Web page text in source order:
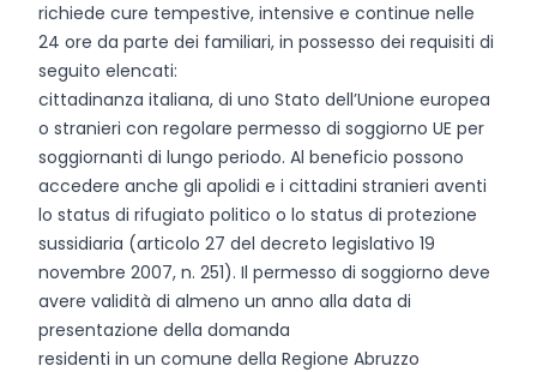
richiede cure tempestive, intensive e continue nelle
24 ore da parte dei familiari, in possesso dei requisiti di
seguito elencati:
cittadinanza italiana, di uno Stato dell’Unione europea
o stranieri con regolare permesso di soggiorno UE per
soggiornanti di lungo periodo. Al beneficio possono
accedere anche gli apolidi e i cittadini stranieri aventi
lo status di rifugiato politico o lo status di protezione
sussidiaria (articolo 27 del decreto legislativo 19
novembre 2007, n. 251). Il permesso di soggiorno deve
avere validità di almeno un anno alla data di
presentazione della domanda
residenti in un comune della Regione Abruzzo